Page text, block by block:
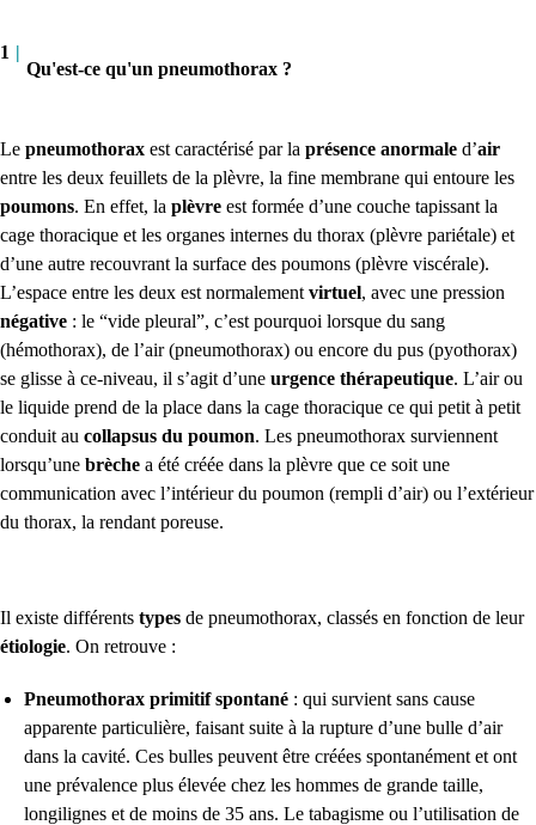
1 |
Qu'est-ce qu'un pneumothorax ?
Le pneumothorax est caractérisé par la présence anormale d’air
entre les deux feuillets de la plèvre, la fine membrane qui entoure les
poumons. En effet, la plèvre est formée d’une couche tapissant la
cage thoracique et les organes internes du thorax (plèvre pariétale) et
d’une autre recouvrant la surface des poumons (plèvre viscérale).
L’espace entre les deux est normalement virtuel, avec une pression
négative : le “vide pleural”, c’est pourquoi lorsque du sang
(hémothorax), de l’air (pneumothorax) ou encore du pus (pyothorax)
se glisse à ce-niveau, il s’agit d’une urgence thérapeutique. L’air ou
le liquide prend de la place dans la cage thoracique ce qui petit à petit
conduit au collapsus du poumon. Les pneumothorax surviennent
lorsqu’une brèche a été créée dans la plèvre que ce soit une
communication avec l’intérieur du poumon (rempli d’air) ou l’extérieur
du thorax, la rendant poreuse.
Il existe différents types de pneumothorax, classés en fonction de leur
étiologie. On retrouve :
Pneumothorax primitif spontané : qui survient sans cause
apparente particulière, faisant suite à la rupture d’une bulle d’air
dans la cavité. Ces bulles peuvent être créées spontanément et ont
une prévalence plus élevée chez les hommes de grande taille,
longilignes et de moins de 35 ans. Le tabagisme ou l’utilisation de